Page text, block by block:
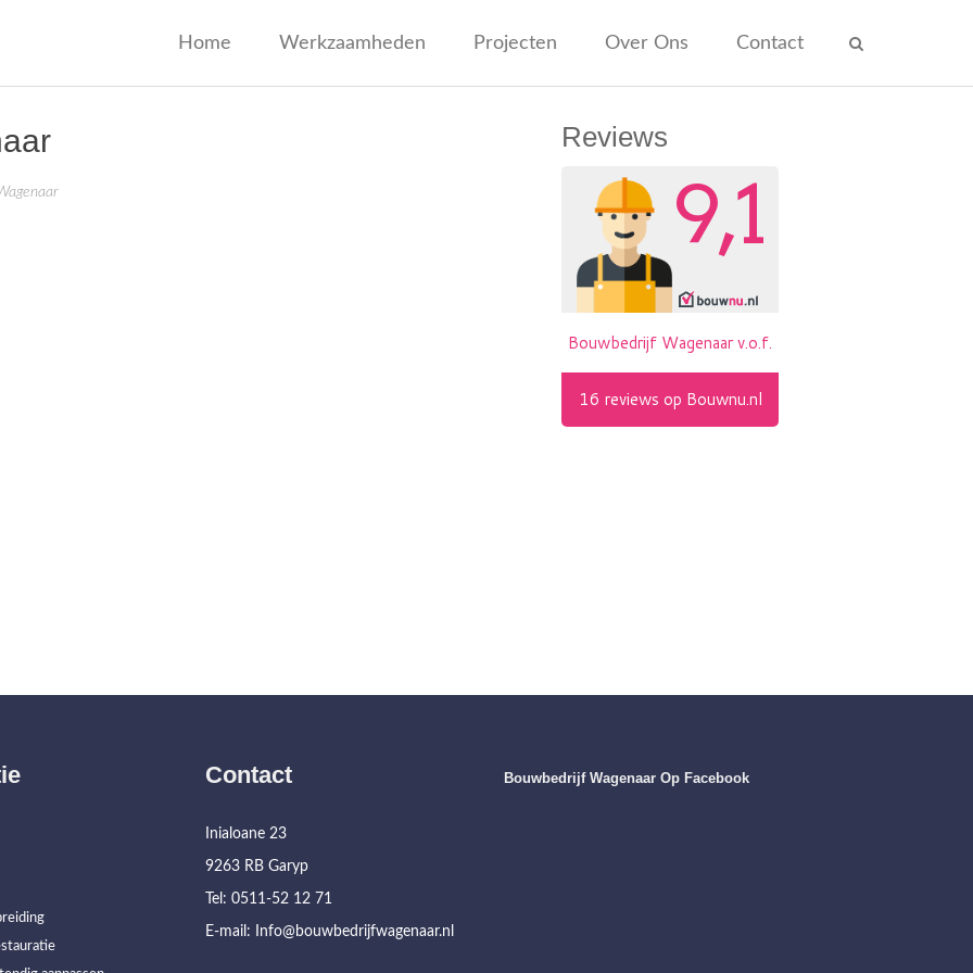
Wagenaar Home Werkzaamheden Projecten Over Ons Contact
Reviews
Contact
Inialoane 23
9263 RB Garyp
Tel: 0511-52 12 71
E-mail: Info@bouwbedrijfwagenaar.nl
Bouwbedrijf Wagenaar Op Facebook